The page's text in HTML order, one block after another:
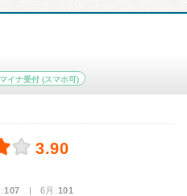
マイナ受付 (スマホ可)
3.90
107 | 6月:101